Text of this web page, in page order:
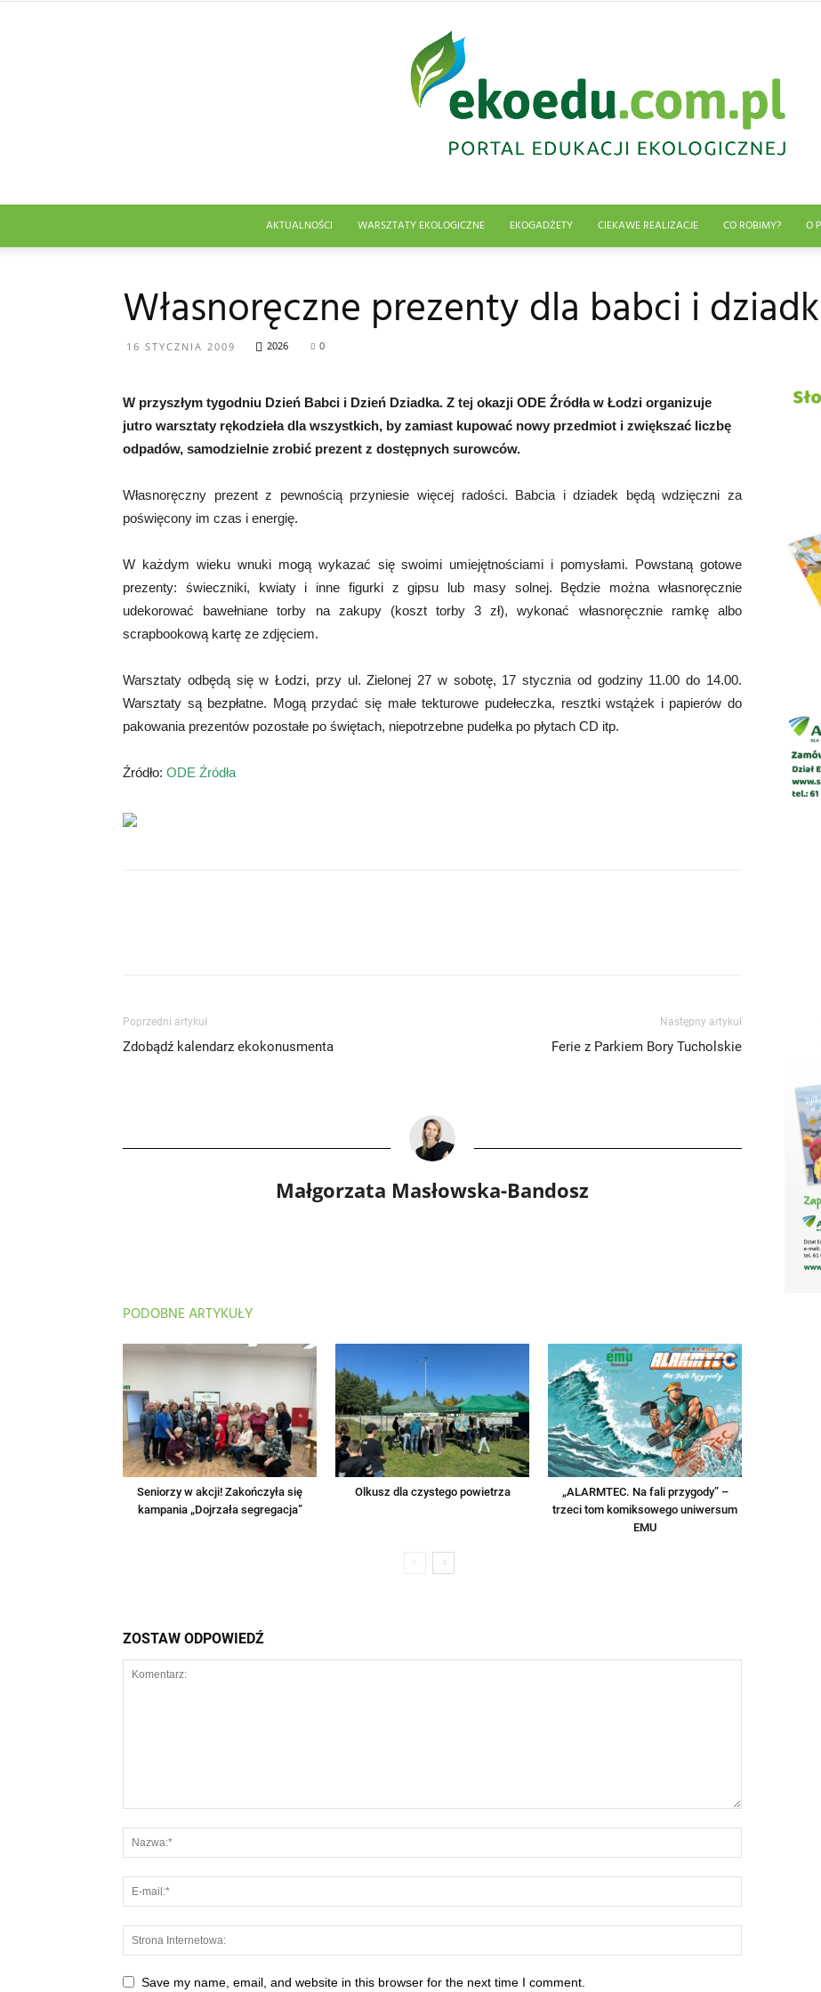
Abrys
AKTUALNOŚCI WARSZTATY EKOLOGICZNE EKOGADŻETY CIEKAWE REALIZACJE CO ROBIMY? O
Własnoręczne prezenty dla babci i
16 STYCZNIA 2009 2026 0
W przyszłym tygodniu Dzień Babci i Dzień Dziadka. Z tej okazji ODE Źródła w Łodzi organizuje
jutro warsztaty rękodzieła dla wszystkich, by zamiast kupować nowy przedmiot i zwiększać liczbę
odpadów, samodzielnie zrobić prezent z dostępnych surowców.
Własnoręczny prezent z pewnością przyniesie więcej radości. Babcia i dziadek będą wdzięczni za
poświęcony im czas i energię.
W każdym wieku wnuki mogą wykazać się swoimi umiejętnościami i pomysłami. Powstaną gotowe
prezenty: świeczniki, kwiaty i inne figurki z gipsu lub masy solnej. Będzie można własnoręcznie
udekorować bawełniane torby na zakupy (koszt torby 3 zł), wykonać własnoręcznie ramkę albo
scrapbookową kartę ze zdjęciem.
Warsztaty odbędą się w Łodzi, przy ul. Zielonej 27 w sobotę, 17 stycznia od godziny 11.00 do 14.00.
Warsztaty są bezpłatne. Mogą przydać się małe tekturowe pudełeczka, resztki wstążek i papierów do
pakowania prezentów pozostałe po świętach, niepotrzebne pudełka po płytach CD itp.
Źródło: ODE Źródła
Poprzedni artykuł
Zdobądź kalendarz ekokonusmenta
Następny artykuł
Ferie z Parkiem Bory Tucholskie
Małgorzata Masłowska-Bandosz
PODOBNE ARTYKUŁY
Seniorzy w akcji! Zakończyła się
kampania „Dojrzała segregacja”
Olkusz dla czystego powietrza
„ALARMTEC. Na fali przygody” –
trzeci tom komiksowego uniwersum
EMU
ZOSTAW ODPOWIEDŹ
Save my name, email, and website in this browser for the next time I comment.